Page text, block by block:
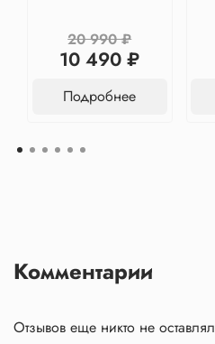
20 990 ₽
10 490 ₽
Подробнее
Комментарии
Отзывов еще никто не оставлял